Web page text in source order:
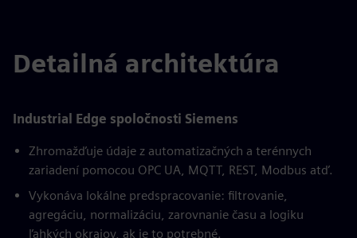
Detailná architektúra
Industrial Edge spoločnosti Siemens
Zhromažďuje údaje z automatizačných a terénnych
zariadení pomocou OPC UA, MQTT, REST, Modbus atď.
Vykonáva lokálne predspracovanie: filtrovanie,
agregáciu, normalizáciu, zarovnanie času a logiku
ľahkých okrajov, ak je to potrebné.